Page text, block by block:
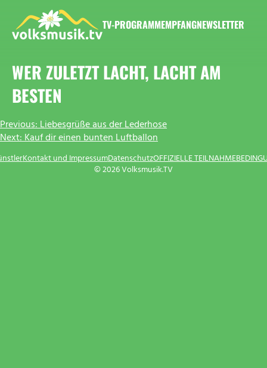
Inhalt
springen
TV-PROGRAMMEMPFANGNEWSLETTER
WER ZULETZT LACHT, LACHT AM
BESTEN
BEITRAGSNAVIGATION
Previous:Liebesgrüße aus der Lederhose
Next:Kauf dir einen bunten Luftballon
© 2026 Volksmusik.TV
Kontakt und ImpressumDatenschutzOFFIZIELLE